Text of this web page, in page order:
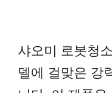
샤오미 로봇청
델에 걸맞은 강